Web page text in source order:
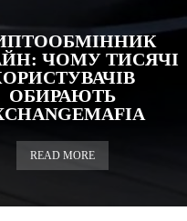
ЧОМУ ТИСЯЧІ
ОБИРАЮТЬ
READ MORE